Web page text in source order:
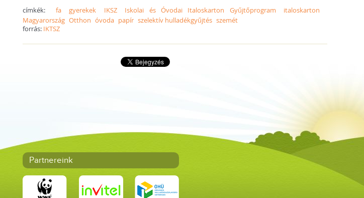
címkék: fa gyerekek IKSZ Iskolai és Óvodai Italoskarton Gyűjtőprogram
italoskarton
Magyarország Otthon óvoda papír szelektív hulladékgyűjtés szemét
forrás: IKTSZ
Partnereink